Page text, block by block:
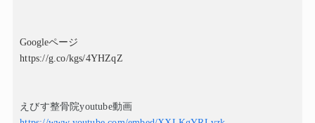
Googleページ
https://g.co/kgs/4YHZqZ
えびす整骨院youtube動画